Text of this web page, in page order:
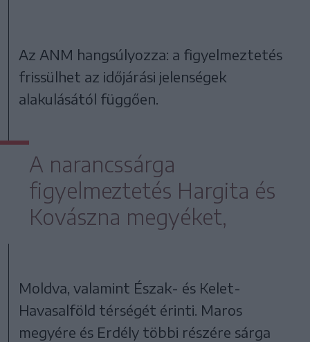
Az ANM hangsúlyozza: a figyelmeztetés
frissülhet az időjárási jelenségek
alakulásától függően.
A narancssárga
figyelmeztetés Hargita és
Kovászna megyéket,
Moldva, valamint Észak- és Kelet-
Havasalföld térségét érinti. Maros
megyére és Erdély többi részére sárga